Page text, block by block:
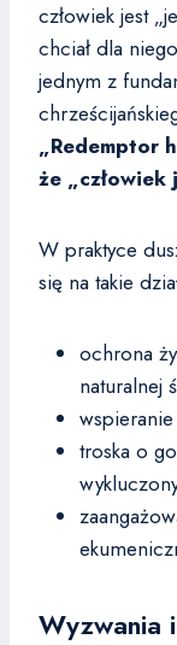
człowiek jest
chciał dla
jednym z
„Redemptor
że „człowiek
W praktyce
się na takie
ochrona
naturalnej
troska o
Wyzwania